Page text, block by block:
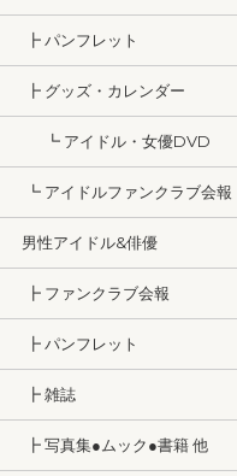
┣ パンフレット
┣ グッズ・カレンダー
┗ アイドル・女優DVD
┗ アイドルファンクラブ会報
男性アイドル&俳優
┣ ファンクラブ会報
┣ パンフレット
┣ 雑誌
┣ 写真集●ムック●書籍 他